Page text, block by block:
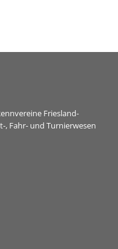
Friesland-
, Fahr- und Turnierwesen